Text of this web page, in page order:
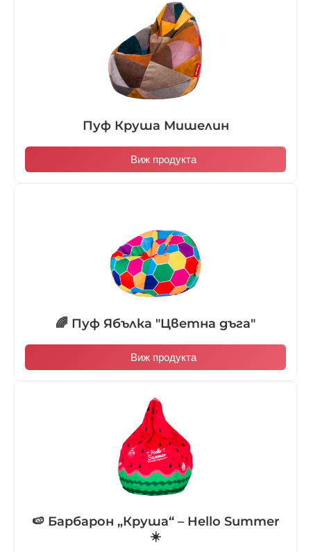
Пуф Круша Мишелин
Виж продукта
🌈 Пуф Ябълка "Цветна дъга"
Виж продукта
🍉 Барбарон „Круша“ – Hello Summer
☀️